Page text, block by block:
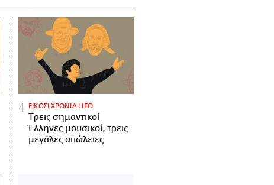
ΕΙΚΟΣΙ ΧΡΟΝΙΑ LIFO
Tρεις σημαντικοί
Έλληνες μουσικοί, τρεις
μεγάλες απώλειες